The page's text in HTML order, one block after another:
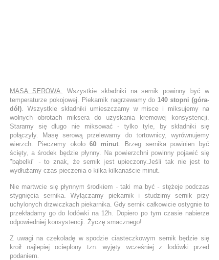
MASA SEROWA: Wszystkie składniki na sernik powinny być w
temperaturze pokojowej. Piekarnik nagrzewamy do 140 stopni (góra-
dół) . Wszystkie składniki umieszczamy w misce i miksujemy na
wolnych obrotach miksera do uzyskania kremowej konsystencji.
Staramy się długo nie miksować - tylko tyle, by składniki się
połączyły. Masę serową przelewamy do tortownicy, wyrównujemy
wierzch. Pieczemy około60 minut . Brzeg sernika powinien być
ścięty, a środek będzie płynny. Na powierzchni powinny pojawić się
"bąbelki" - to znak, że sernik jest upieczony.Jeśli tak nie jest to
wydłużamy czas pieczenia o kilka-kilkanaście minut.
Nie martwcie się płynnym środkiem - taki ma być - stężeje podczas
stygnięcia sernika. Wyłączamy piekarnik i studzimy sernik przy
uchylonych drzwiczkach piekarnika. Gdy sernik całkowicie ostygnie to
przekładamy go do lodówki na 12h. Dopiero po tym czasie nabierze
odpowiedniej konsystencji. Życzę smacznego!
Z uwagi na czekoladę w spodzie ciasteczkowym sernik będzie się
kroił najlepiej ocieplony tzn. wyjęty wcześniej z lodówki przed
podaniem.